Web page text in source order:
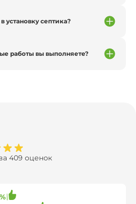
установку септика?
работы вы выполняете?
409 оценок